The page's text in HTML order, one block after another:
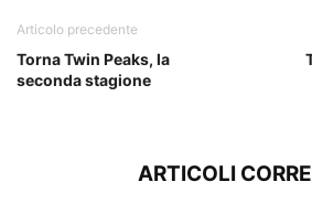
Articolo precedente
Torna Twin Peaks, la
seconda stagione
ARTICOLI